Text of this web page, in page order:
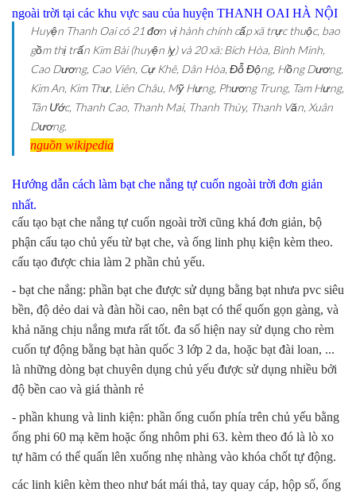
ngoài trời tại các khu vực sau của huyện THANH OAI HÀ NỘI
Huyện Thanh Oai có 21 đơn vị hành chính cấp xã trực thuộc, bao
gồm thị trấn Kim Bài (huyện lỵ) và 20 xã: Bích Hòa, Bình Minh,
Cao Dương, Cao Viên, Cự Khê, Dân Hòa, Đỗ Động, Hồng Dương,
Kim An, Kim Thư, Liên Châu, Mỹ Hưng, Phương Trung, Tam Hưng,
Tân Ước, Thanh Cao, Thanh Mai, Thanh Thùy, Thanh Văn, Xuân
Dương.
nguồn wikipedia
Hướng dẫn cách làm bạt che nắng tự cuốn ngoài trời đơn giản
nhất.
cấu tạo bạt che nắng tự cuốn ngoài trời cũng khá đơn giản, bộ
phận cấu tạo chủ yếu từ bạt che, và ống linh phụ kiện kèm theo.
cấu tạo được chia làm 2 phần chủ yếu.
- bạt che nắng: phần bạt che được sử dụng bằng bạt nhưa pvc siêu
bền, độ dẻo dai và đàn hồi cao, nên bạt có thể quốn gọn gàng, và
khả năng chịu nắng mưa rất tốt. đa số hiện nay sử dụng cho rèm
cuốn tự động bằng bạt hàn quốc 3 lớp 2 da, hoặc bạt đài loan, ...
là những dòng bạt chuyên dụng chủ yếu được sử dụng nhiều bởi
độ bền cao và giá thành rẻ
- phần khung và linh kiện: phần ống cuốn phía trên chủ yếu bằng
ống phi 60 mạ kẽm hoặc ống nhôm phi 63. kèm theo đó là lò xo
tự hãm có thể quấn lên xuống nhẹ nhàng vào khóa chốt tự động.
các linh kiên kèm theo như bát mái thả, tay quay cáp, hộp số, ống